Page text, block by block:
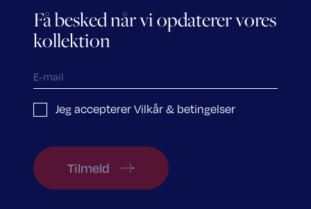
Få besked når vi opdaterer vores
kollektion
Jeg accepterer Vilkår & betingelser
Tilmeld